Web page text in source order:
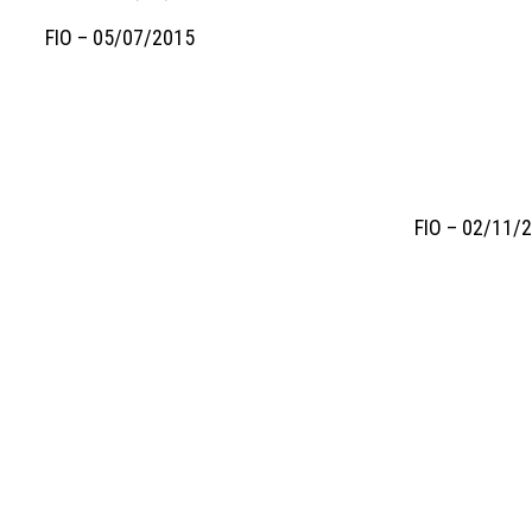
FIO – 05/07/2015
FIO – 02/11/